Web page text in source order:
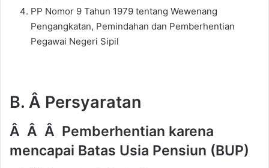
PP Nomor 9 Tahun 1979 tentang Wewenang
Pengangkatan, Pemindahan dan Pemberhentian
Pegawai Negeri Sipil
B. Â Persyaratan
Â Â Â Pemberhentian karena
mencapai Batas Usia Pensiun (BUP)